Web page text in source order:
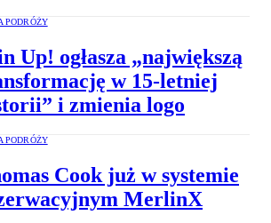
PODRÓŻY
Up! ogłasza „największą
w 15-letniej
i zmienia logo
PODRÓŻY
Cook już w systemie
MerlinX